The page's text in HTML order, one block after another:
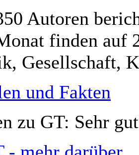
Autoren
finden auf
Gesellschaft,
und Fakten
zu GT: Sehr